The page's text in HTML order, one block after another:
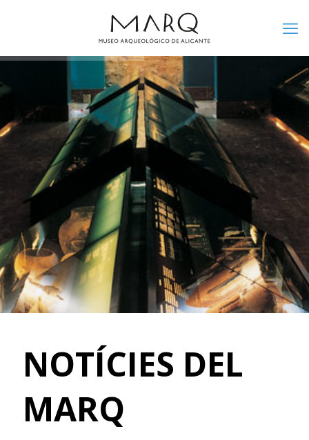
NOTÍCIES DEL
MARQ